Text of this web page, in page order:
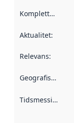
Kompletthet
Aktualitet:
Relevans:
Geografisk avgrensning
Tidsmessig avgrensning